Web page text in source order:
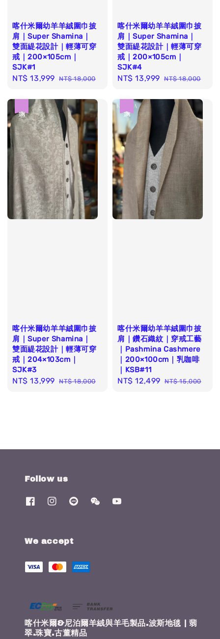
喀什米爾幼羊羊絨圍巾披
肩｜Super Shamina｜
雙面緹花設計｜輕薄可穿
戒｜200×105cm｜
SJK#1
Sale
NT$ 13,999 Regular
NT$ 18,000
喀什米爾幼羊羊絨圍巾披
肩｜Super Shamina｜
雙面緹花設計｜輕薄可穿
戒｜200×105cm｜
SJK#4
Sale
NT$ 13,999 Regular
NT$ 18,000
喀什米爾幼羊羊絨圍巾披
肩｜Super Shamina｜
雙面緹花設計｜輕薄可穿
戒｜204×103cm｜
SJK#3
Sale
NT$ 13,999 Regular
NT$ 18,000
喀什米爾幼羊羊絨圍巾披
肩｜鑽石織紋｜穿戒工藝
｜Pashmina Cashmere
｜200×100cm｜乳咖啡
｜KSB#11
Sale
NT$ 12,499 Regular
NT$ 15,000
Follow us
We accept
喀什米爾&尼泊爾羊絨與羊毛製品.波斯地毯 | 翡
翠.珠寶.古董精品